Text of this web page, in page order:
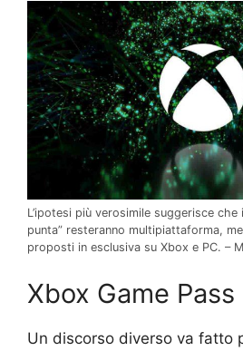
L’ipotesi più verosimile suggerisce
punta” resteranno multipiattaforma,
proposti in esclusiva su Xbox e PC. –
Xbox Game Pass
Un discorso diverso va fatto